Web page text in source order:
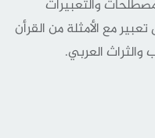
والتعبيرات
مع الأمثلة من القرأن
العربي.